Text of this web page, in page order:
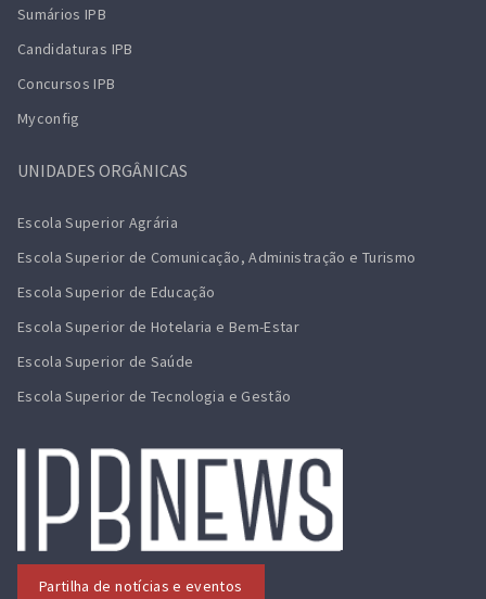
Sumários IPB
Candidaturas IPB
Concursos IPB
Myconfig
UNIDADES ORGÂNICAS
Escola Superior Agrária
Escola Superior de Comunicação, Administração e Turismo
Escola Superior de Educação
Escola Superior de Hotelaria e Bem-Estar
Escola Superior de Saúde
Escola Superior de Tecnologia e Gestão
Partilha de notícias e eventos